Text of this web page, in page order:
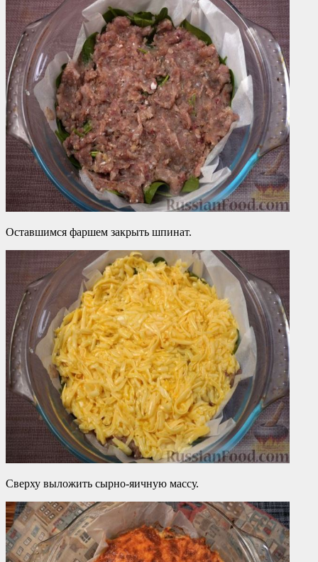
Оставшимся фаршем закрыть шпинат.
Сверху выложить сырно-яичную массу.